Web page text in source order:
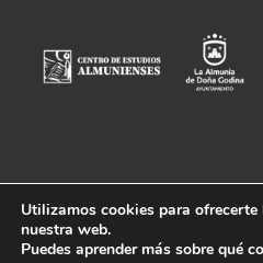
Centro
Utilizamos cookies para ofrecerte
nuestra web.
Puedes aprender más sobre qué